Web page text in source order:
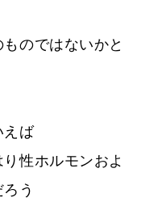
のではないかと
えば
性ホルモンおよ
う